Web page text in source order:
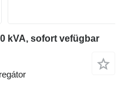
kVA, sofort vefügbar